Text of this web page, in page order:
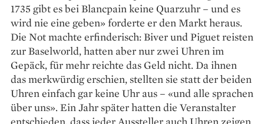
1735 gibt es bei Blancpain keine Quarzuhr – und es
wird nie eine geben» forderte er den Markt heraus.
Die Not machte erfinderisch: Biver und Piguet reisten
zur Baselworld, hatten aber nur zwei Uhren im
Gepäck, für mehr reichte das Geld nicht. Da ihnen
das merkwürdig erschien, stellten sie statt der beiden
Uhren einfach gar keine Uhr aus – «und alle sprachen
über uns». Ein Jahr später hatten die Veranstalter
entschieden, dass jeder Aussteller auch Uhren zeigen